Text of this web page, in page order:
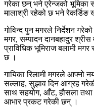
गरेका छन् भने एरेन्जको भूमिका
मालाश्री रहेको छ भने
गोविन्द पुन मगरले निर्देशन
मगर, सम्पादन दानबहादुर
प्राविधिक भूमिराज बलामी मगर
छ ।
गायिका रिलामी मगरले आफ्नो
सल्लाह, सुझाव दिन आग्रह
साथ सहयोग, आँट, हौसला तथा
आभार प्रकट गरेकी छन् ।